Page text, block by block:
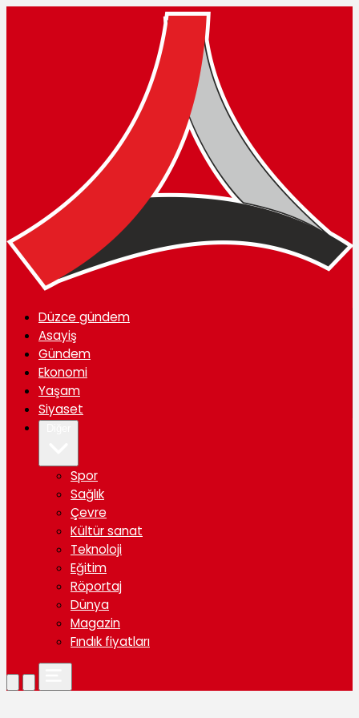
Düzce gündem
Asayiş
Gündem
Ekonomi
Yaşam
Siyaset
Spor
Sağlık
Çevre
Kültür sanat
Teknoloji
Eğitim
Röportaj
Dünya
Magazin
Fındık fiyatları